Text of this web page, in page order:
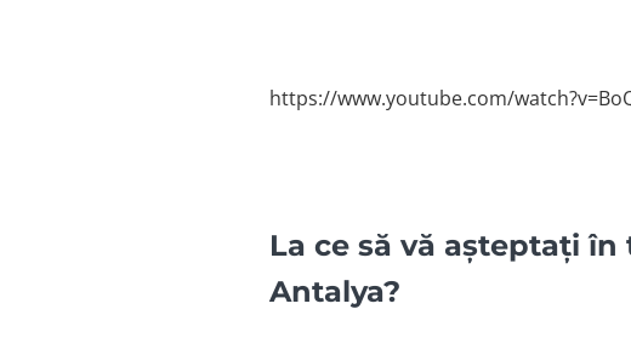
https://www.youtube.com/
La ce să vă așteptați
Antalya?